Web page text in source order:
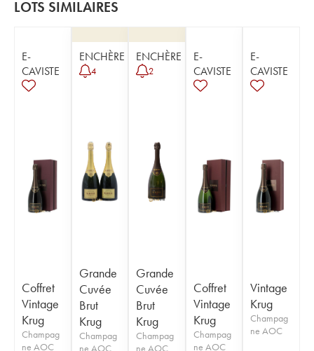
LOTS SIMILAIRES
E-
CAVISTE
Coffret
Vintage
Krug
Champag
ne AOC
ENCHÈRE
4
Grande
Cuvée
Brut
Krug
Champag
ne AOC
ENCHÈRE
2
Grande
Cuvée
Brut
Krug
Champag
ne AOC
E-
CAVISTE
Coffret
Vintage
Krug
Champag
ne AOC
E-
CAVISTE
Vintage
Krug
Champag
ne AOC